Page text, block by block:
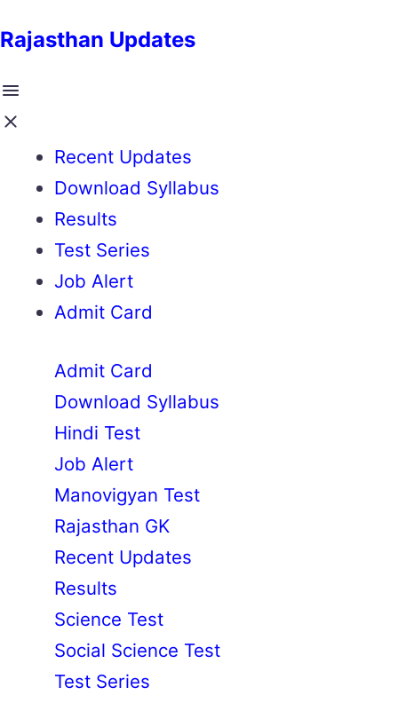
Rajasthan Updates
Recent Updates
Download Syllabus
Results
Test Series
Job Alert
Admit Card
Admit Card
Download Syllabus
Hindi Test
Job Alert
Manovigyan Test
Rajasthan GK
Recent Updates
Results
Science Test
Social Science Test
Test Series